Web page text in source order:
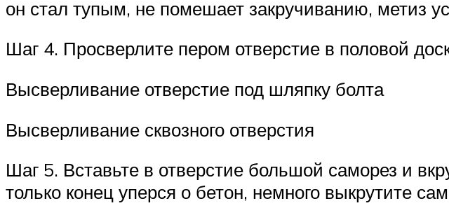
он стал тупым, не помешает закручиванию, метиз
Шаг 4. Просверлите пером отверстие в половой
Высверливание отверстие под шляпку болта
Высверливание сквозного отверстия
Шаг 5. Вставьте в отверстие большой саморез и
только конец уперся о бетон, немного выкрутите